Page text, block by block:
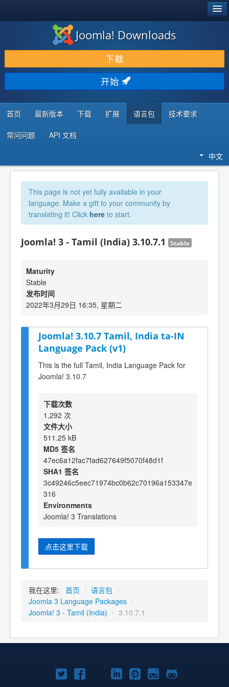
下载 & 扩展
发现 & 学习
社区 & 支持
开发者资源
Joomla! Downloads
下载
开始
首页 最新版本 下载 扩展 语言包 技术要求
常问问题 API 文档
中文
This page is not yet fully available in your
language. Make a gift to your community by
translating it! Click here to start.
Joomla! 3 - Tamil (India) 3.10.7.1 Stable
Maturity
Stable
发布时间
2022年3月29日 16:35, 星期二
Joomla! 3.10.7 Tamil, India ta-IN
Language Pack (v1)
This is the full Tamil, India Language Pack for
Joomla! 3.10.7
下载次数
1,292 次
文件大小
511.25 kB
MD5 签名
47ec6a12fac7fad627649f5070f48d1f
SHA1 签名
3c49246c5eec71974bc0b62c70196a153347e
316
Environments
Joomla! 3 Translations
点击这里下载
我在这里: 首页 / 语言包 /
Joomla 3 Language Packages /
Joomla! 3 - Tamil (India) / 3.10.7.1
TwitterFacebookYouTube
LinkedIn
Pinterest
Instagram
GitHub